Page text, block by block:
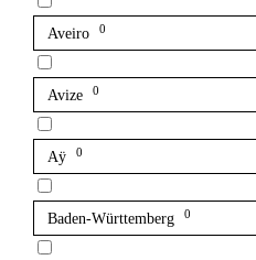
Aveiro 0
Avize 0
Aÿ 0
Baden-Württemberg 0